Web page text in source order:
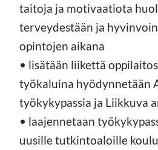
taitoja ja motivaatiota
terveydestään ja
opintojen aikana
• lisätään liikettä
työkaluina hyödynnetään
työkykypassia ja Liikkuva
• laajennetaan
uusille tutkintoaloille